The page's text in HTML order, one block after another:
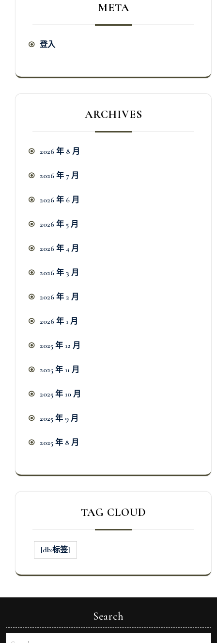
META
登入
ARCHIVES
2026 年 8 月
2026 年 7 月
2026 年 6 月
2026 年 5 月
2026 年 4 月
2026 年 3 月
2026 年 2 月
2026 年 1 月
2025 年 12 月
2025 年 11 月
2025 年 10 月
2025 年 9 月
2025 年 8 月
TAG CLOUD
[db:标签]
Search